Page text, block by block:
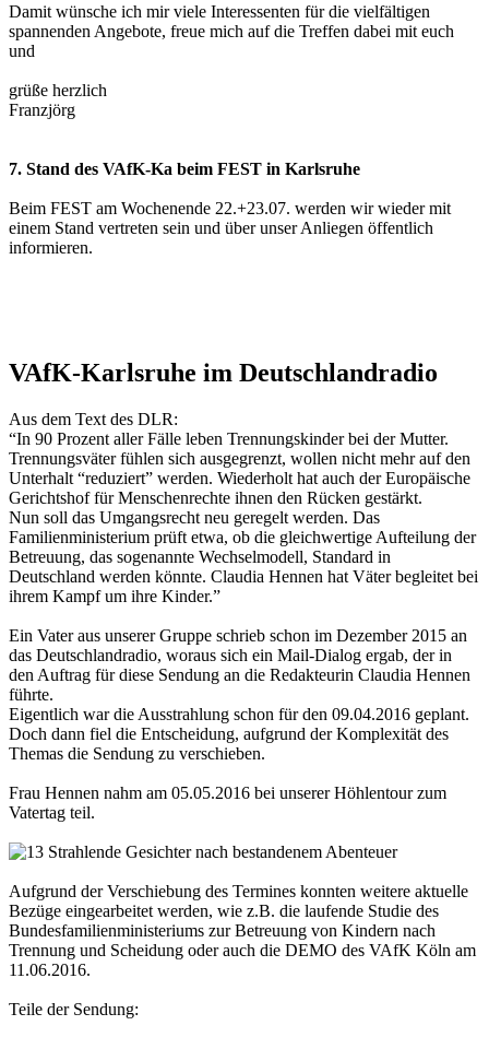
Damit wünsche ich mir viele Interessenten für die vielfältigen
spannenden Angebote, freue mich auf die Treffen dabei mit euch
und
grüße herzlich
Franzjörg
7. Stand des VAfK-Ka beim FEST in Karlsruhe
Beim FEST am Wochenende 22.+23.07. werden wir wieder mit
einem Stand vertreten sein und über unser Anliegen öffentlich
informieren.
VAfK-Karlsruhe im Deutschlandradio
Aus dem Text des DLR:
“In 90 Prozent aller Fälle leben Trennungskinder bei der Mutter.
Trennungsväter fühlen sich ausgegrenzt, wollen nicht mehr auf den
Unterhalt “reduziert” werden. Wiederholt hat auch der Europäische
Gerichtshof für Menschenrechte ihnen den Rücken gestärkt.
Nun soll das Umgangsrecht neu geregelt werden. Das
Familienministerium prüft etwa, ob die gleichwertige Aufteilung der
Betreuung, das sogenannte Wechselmodell, Standard in
Deutschland werden könnte. Claudia Hennen hat Väter begleitet bei
ihrem Kampf um ihre Kinder.”
Ein Vater aus unserer Gruppe schrieb schon im Dezember 2015 an
das Deutschlandradio, woraus sich ein Mail-Dialog ergab, der in
den Auftrag für diese Sendung an die Redakteurin Claudia Hennen
führte.
Eigentlich war die Ausstrahlung schon für den 09.04.2016 geplant.
Doch dann fiel die Entscheidung, aufgrund der Komplexität des
Themas die Sendung zu verschieben.
Frau Hennen nahm am 05.05.2016 bei unserer Höhlentour zum
Vatertag teil.
Aufgrund der Verschiebung des Termines konnten weitere aktuelle
Bezüge eingearbeitet werden, wie z.B. die laufende Studie des
Bundesfamilienministeriums zur Betreuung von Kindern nach
Trennung und Scheidung oder auch die DEMO des VAfK Köln am
11.06.2016.
Teile der Sendung: